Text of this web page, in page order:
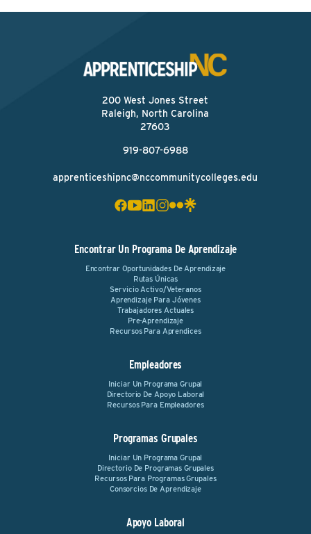
200 West Jones Street
Raleigh, North Carolina
27603
919-807-6988
apprenticeshipnc@nccommunitycolleges.edu
Encontrar Un Programa De Aprendizaje
Encontrar Oportunidades De Aprendizaje
Rutas Únicas
Servicio Activo/Veteranos
Aprendizaje Para Jóvenes
Trabajadores Actuales
Pre-Aprendizaje
Recursos Para Aprendices
Empleadores
Iniciar Un Programa Grupal
Directorio De Apoyo Laboral
Recursos Para Empleadores
Programas Grupales
Iniciar Un Programa Grupal
Directorio De Programas Grupales
Recursos Para Programas Grupales
Consorcios De Aprendizaje
Apoyo Laboral